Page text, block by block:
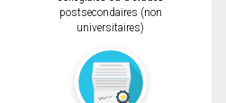
postsecondaires (non
universitaires)